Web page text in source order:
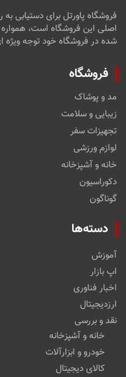
فروشگاه پاورتل برای دستیابی
اصلی این فروشگاه است،
شده در فروشگاه خود توجه ویژه
فروشگاه
مد و پوشاک
زیبایی و سلامت
تجهیزات سفر
لوازم ورزشی
خانه و آشپزخانه
دکوراسیون
گوناگون
دسته‌ها
آموزش
اپ بازار
اخبار فناوری
ارزدیجیتال
نقد و بررسی
خانه و آشپزخانه
خودرو و ابزارآلات
کالای دیجیتال